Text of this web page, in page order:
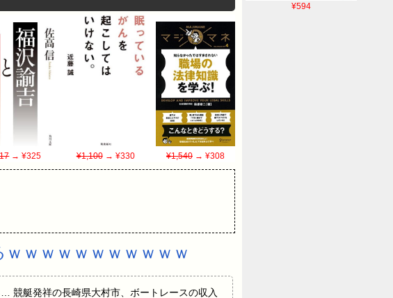
¥594
→ ¥325 ¥1,100→ ¥330 ¥1,540→ ¥308
ｗｗｗｗｗｗｗｗｗｗ
競艇発祥の長崎県大村市、ボートレースの収入